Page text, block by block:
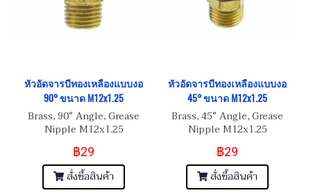
หัวอัดจารบีทองเหลืองแบบงอ
90° ขนาด M12x1.25
Brass, 90° Angle, Grease
Nipple M12x1.25
฿29
สั่งซื้อสินค้า
หัวอัดจารบีทองเหลืองแบบงอ
45° ขนาด M12x1.25
Brass, 45° Angle, Grease
Nipple M12x1.25
฿29
สั่งซื้อสินค้า